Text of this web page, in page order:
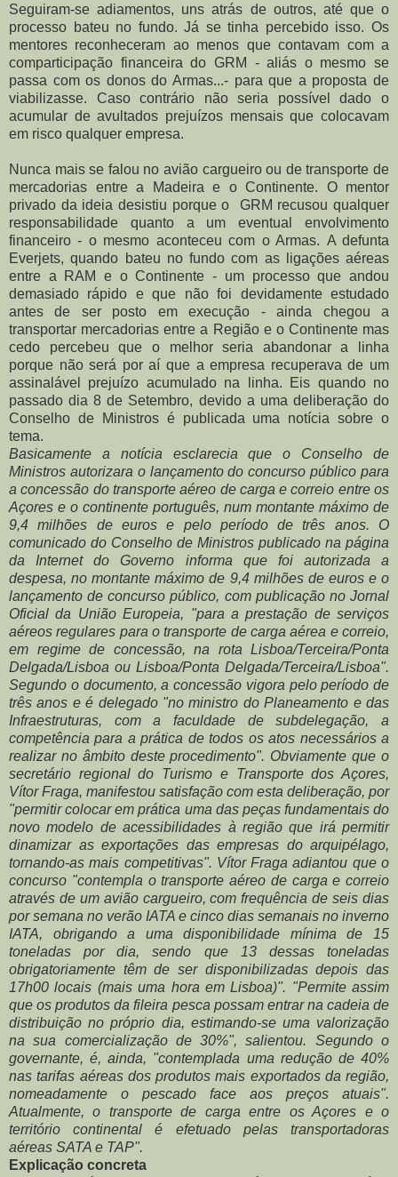
Seguiram-se adiamentos, uns atrás de outros, até que o
processo bateu no fundo. Já se tinha percebido isso. Os
mentores reconheceram ao menos que contavam com a
comparticipação financeira do GRM - aliás o mesmo se
passa com os donos do Armas...- para que a proposta de
viabilizasse. Caso contrário não seria possível dado o
acumular de avultados prejuízos mensais que colocavam
em risco qualquer empresa.
Nunca mais se falou no avião cargueiro ou de transporte de
mercadorias entre a Madeira e o Continente. O mentor
privado da ideia desistiu porque o GRM recusou qualquer
responsabilidade quanto a um eventual envolvimento
financeiro - o mesmo aconteceu com o Armas. A defunta
Everjets, quando bateu no fundo com as ligações aéreas
entre a RAM e o Continente - um processo que andou
demasiado rápido e que não foi devidamente estudado
antes de ser posto em execução - ainda chegou a
transportar mercadorias entre a Região e o Continente mas
cedo percebeu que o melhor seria abandonar a linha
porque não será por aí que a empresa recuperava de um
assinalável prejuízo acumulado na linha.
Eis quando no
passado dia 8 de Setembro, devido a uma deliberação do
Conselho de Ministros é publicada uma notícia sobre o
tema.
Basicamente a notícia esclarecia que o Conselho de
Ministros autorizara o lançamento do concurso público para
a concessão do transporte aéreo de carga e correio entre os
Açores e o continente português, num montante máximo de
9,4 milhões de euros e pelo período de três anos. O
comunicado do Conselho de Ministros publicado na página
da Internet do Governo informa que foi autorizada a
despesa, no montante máximo de 9,4 milhões de euros e o
lançamento de concurso público, com publicação no Jornal
Oficial da União Europeia, "para a prestação de serviços
aéreos regulares para o transporte de carga aérea e correio,
em regime de concessão, na rota Lisboa/Terceira/Ponta
Delgada/Lisboa ou Lisboa/Ponta Delgada/Terceira/Lisboa".
Segundo o documento, a concessão vigora pelo período de
três anos e é delegado "no ministro do Planeamento e das
Infraestruturas, com a faculdade de subdelegação, a
competência para a prática de todos os atos necessários a
realizar no âmbito deste procedimento". Obviamente que o
secretário regional do Turismo e Transporte dos Açores,
Vítor Fraga, manifestou satisfação com esta deliberação, por
"permitir colocar em prática uma das peças fundamentais do
novo modelo de acessibilidades à região que irá permitir
dinamizar as exportações das empresas do arquipélago,
tornando-as mais competitivas". Vítor Fraga adiantou que o
concurso "contempla o transporte aéreo de carga e correio
através de um avião cargueiro, com frequência de seis dias
por semana no verão IATA e cinco dias semanais no inverno
IATA, obrigando a uma disponibilidade mínima de 15
toneladas por dia, sendo que 13 dessas toneladas
obrigatoriamente têm de ser disponibilizadas depois das
17h00 locais (mais uma hora em Lisboa)". "Permite assim
que os produtos da fileira pesca possam entrar na cadeia de
distribuição no próprio dia, estimando-se uma valorização
na sua comercialização de 30%", salientou. Segundo o
governante, é, ainda, "contemplada uma redução de 40%
nas tarifas aéreas dos produtos mais exportados da região,
nomeadamente o pescado face aos preços atuais".
Atualmente, o transporte de carga entre os Açores e o
território continental é efetuado pelas transportadoras
aéreas SATA e TAP".
Explicação concreta